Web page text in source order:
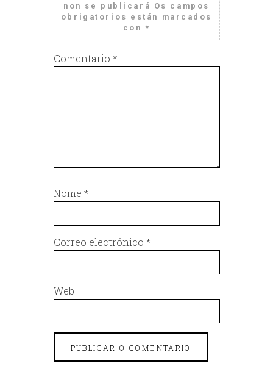
non se publicará Os campos
obrigatorios están marcados
con *
Comentario *
Nome *
Correo electrónico *
Web